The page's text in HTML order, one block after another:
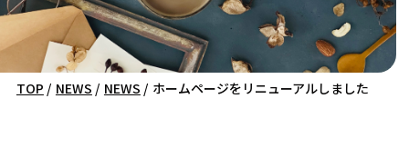
TOP / NEWS / NEWS / ホームページをリニューアルしました